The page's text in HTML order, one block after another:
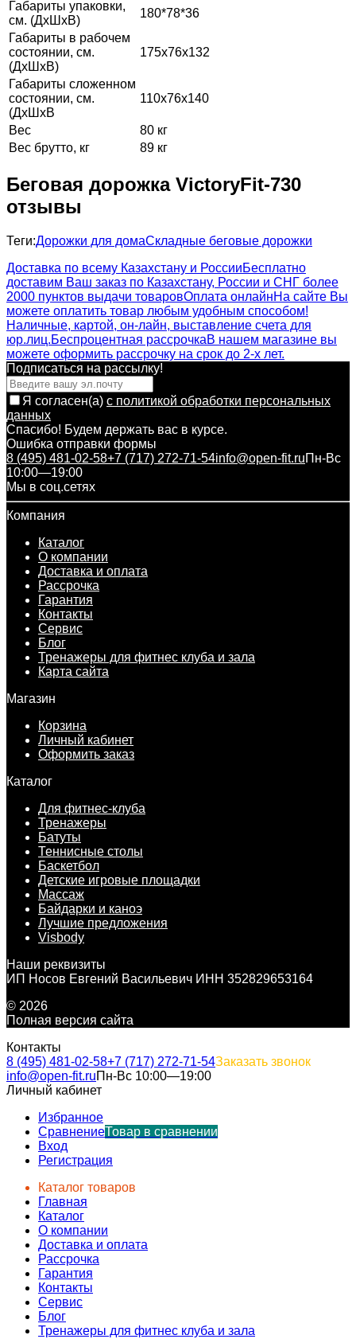
Габариты упаковки,
см. (ДхШхВ)
180*78*36
Габариты в рабочем
состоянии, см.
(ДхШхВ)
175х76х132
Габариты сложенном
состоянии, см.
(ДхШхВ
110х76х140
Вес
80 кг
Вес брутто, кг
89 кг
Беговая дорожка VictoryFit-730
отзывы
Теги:Дорожки для домаСкладные беговые дорожки
Доставка по всему Казахстану и РоссииБесплатно
доставим Ваш заказ по Казахстану, России и СНГ более
2000 пунктов выдачи товаровОплата онлайнНа сайте Вы
можете оплатить товар любым удобным способом!
Наличные, картой, он-лайн, выставление счета для
юр.лиц.Беспроцентная рассрочкаВ нашем магазине вы
можете оформить рассрочку на срок до 2-х лет.
Подписаться на рассылкy!
Я согласен(a) с политикой обработки персональных
данных
Спасибо! Будем держать вас в курсе.
Ошибка отправки формы
8 (495) 481-02-58+7 (717) 272-71-54info@open-fit.ruПн-Вс
10:00—19:00
Мы в соц.сетях
Компания
Каталог
О компании
Доставка и оплата
Рассрочка
Гарантия
Контакты
Сервис
Блог
Тренажеры для фитнес клуба и зала
Карта сайта
Магазин
Корзина
Личный кабинет
Оформить заказ
Каталог
Для фитнес-клуба
Тренажеры
Батуты
Теннисные столы
Баскетбол
Детские игровые площадки
Массаж
Байдарки и каноэ
Лучшие предложения
Visbody
Наши реквизиты
ИП Носов Евгений Васильевич ИНН 352829653164
© 2026
Полная версия сайта
Контакты
8 (495) 481-02-58+7 (717) 272-71-54Заказать звонок
info@open-fit.ruПн-Вс 10:00—19:00
Личный кабинет
Избранное
СравнениеТовар в сравнении
Вход
Регистрация
Каталог товаров
Главная
Каталог
О компании
Доставка и оплата
Рассрочка
Гарантия
Контакты
Сервис
Блог
Тренажеры для фитнес клуба и зала